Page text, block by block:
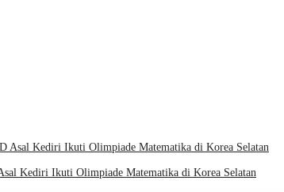
Kediri Ikuti Olimpiade Matematika di Korea Selatan